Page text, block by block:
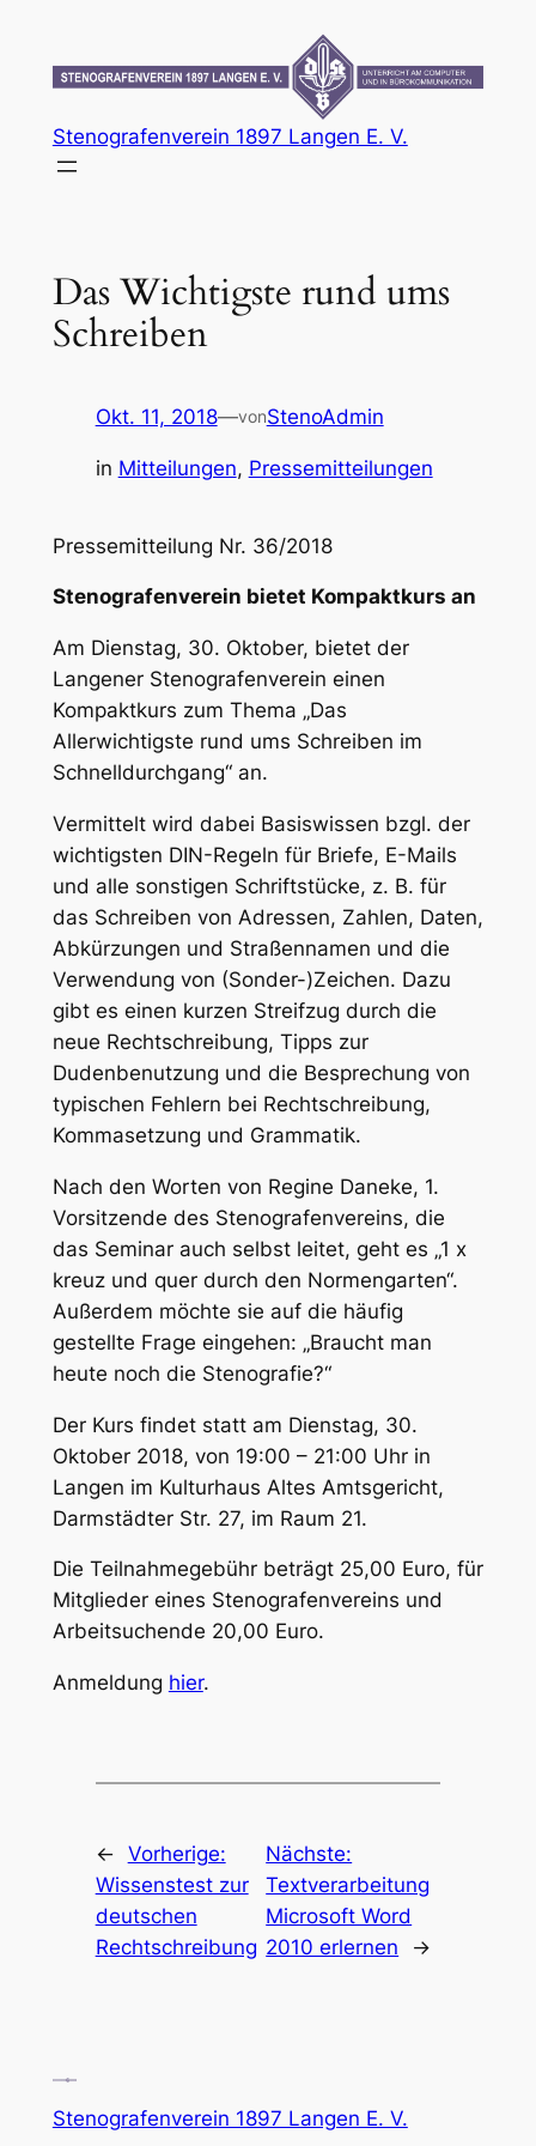
springen
Stenografenverein 1897 Langen E. V.
Das Wichtigste rund ums
Schreiben
Okt. 11, 2018—vonStenoAdmin
in Mitteilungen, Pressemitteilungen
Pressemitteilung Nr. 36/2018
Stenografenverein bietet Kompaktkurs an
Am Dienstag, 30. Oktober, bietet der
Langener Stenografenverein einen
Kompaktkurs zum Thema „Das
Allerwichtigste rund ums Schreiben im
Schnelldurchgang“ an.
Vermittelt wird dabei Basiswissen bzgl. der
wichtigsten DIN-Regeln für Briefe, E-Mails
und alle sonstigen Schriftstücke, z. B. für
das Schreiben von Adressen, Zahlen, Daten,
Abkürzungen und Straßennamen und die
Verwendung von (Sonder-)Zeichen. Dazu
gibt es einen kurzen Streifzug durch die
neue Rechtschreibung, Tipps zur
Dudenbenutzung und die Besprechung von
typischen Fehlern bei Rechtschreibung,
Kommasetzung und Grammatik.
Nach den Worten von Regine Daneke, 1.
Vorsitzende des Stenografenvereins, die
das Seminar auch selbst leitet, geht es „1 x
kreuz und quer durch den Normengarten“.
Außerdem möchte sie auf die häufig
gestellte Frage eingehen: „Braucht man
heute noch die Stenografie?“
Der Kurs findet statt am Dienstag, 30.
Oktober 2018, von 19:00 – 21:00 Uhr in
Langen im Kulturhaus Altes Amtsgericht,
Darmstädter Str. 27, im Raum 21.
Die Teilnahmegebühr beträgt 25,00 Euro, für
Mitglieder eines Stenografenvereins und
Arbeitsuchende 20,00 Euro.
Anmeldung hier.
← Vorherige:
Wissenstest zur
deutschen
Rechtschreibung
Nächste:
Textverarbeitung
Microsoft Word
2010 erlernen
→
Stenografenverein 1897 Langen E. V.